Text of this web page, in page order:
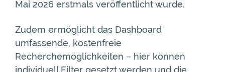
Mai 2026 erstmals veröffentlicht wurde.
Zudem ermöglicht das Dashboard
umfassende, kostenfreie
Recherchemöglichkeiten – hier können
individuell Filter gesetzt werden und die